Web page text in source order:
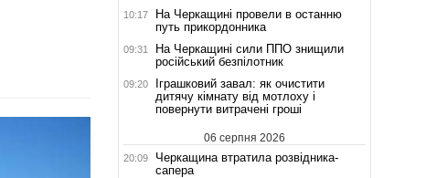
10:17
На Черкащині провели в останню
путь прикордонника
09:31
На Черкащині сили ППО знищили
російський безпілотник
09:20
Іграшковий завал: як очистити
дитячу кімнату від мотлоху і
повернути витрачені гроші
06 серпня 2026
20:09
Черкащина втратила розвідника-
сапера